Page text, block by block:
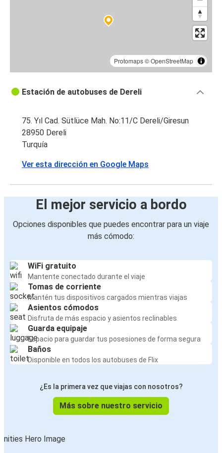
Protomaps©OpenStreetMap
Estación de autobuses de Dereli
75. Yıl Cad. Sütlüce Mah. No:11/C Dereli/Giresun
28950 Dereli
Turquía
Ver esta dirección en Google Maps
El mejor servicio a bordo
Opciones disponibles que puedes encontrar para un viaje
más cómodo:
WiFi gratuito
Mantente conectado durante el viaje
Tomas de corriente
Mantén tus dispositivos cargados mientras viajas
Asientos cómodos
Disfruta de más espacio y asientos reclinables
Guarda equipaje
Espacio para guardar tus posesiones de forma segura
Baños
Disponible en todos los autobuses de Flix
¿Es la primera vez que viajas con nosotros?
Más sobre nuestro servicio